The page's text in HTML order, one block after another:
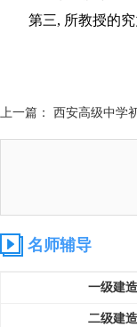
第三, 所教授的
上一篇： 西安高级中学
名师辅导
一级建
二级建